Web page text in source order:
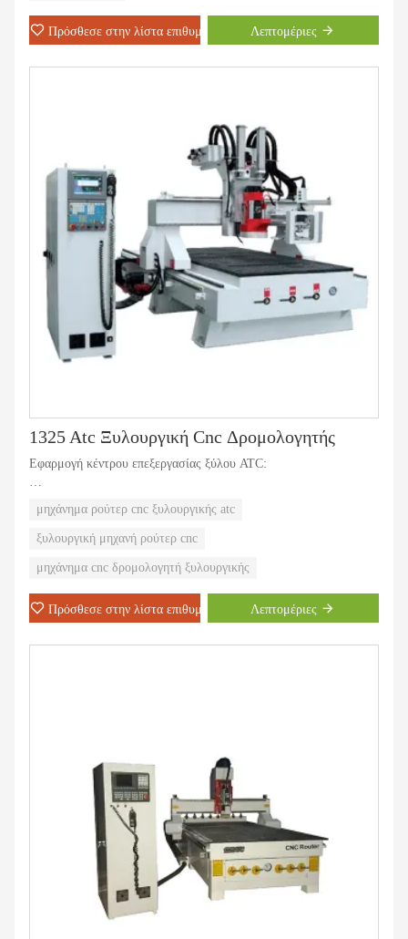
μηχανήματος.
Πρόσθεσε στην λίστα επιθυμιών Λεπτομέριες
1325 Atc Ξυλουργική Cnc Δρομολογητής
Εφαρμογή κέντρου επεξεργασίας ξύλου ATC:
ντουλαπιών. Επίσης μπορεί να χρησιμοποιηθεί για την επίπεδη
χάραξη, κοπή και τρισδιάστατη ανάγλυφη σκάλισμα ξύλου και
Μπορούμε να πουλήσουμε 300 σετ αυτού του μηχανήματος για
ένα μήνα
μηχάνημα ρούτερ cnc ξυλουργικής atc
ξυλουργική μηχανή ρούτερ cnc
μηχάνημα cnc δρομολογητή ξυλουργικής
Πρόσθεσε στην λίστα επιθυμιών Λεπτομέριες